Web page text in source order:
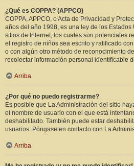
¿Qué es COPPA? (APPCO)
COPPA, APPCO, o Acta de Privacidad y
años del año 1998, es una ley de los
sitios de Internet, los cuales son potenciales
el registro de niños sea escrito y ratificado
o con algún otro método de reconocimiento
recolectar información personal identificable
Arriba
¿Por qué no puedo registrarme?
Es posible que La Administración del sitio
el nombre de usuario con el que está
deshabilitado. También puede estar
usuarios. Póngase en contacto con La
Arriba